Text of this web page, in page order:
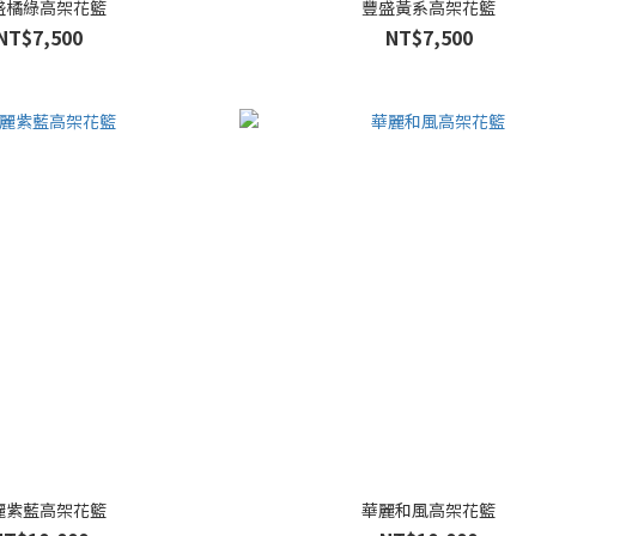
橘綠高架花籃 豐盛黃系高架花籃
NT$7,500
紫藍高架花籃 華麗和風高架花籃